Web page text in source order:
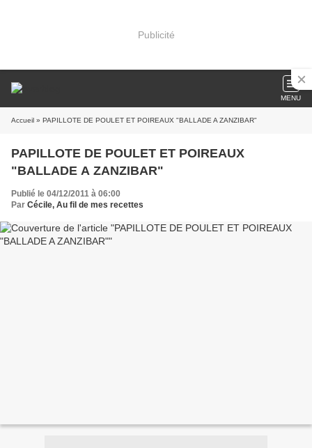
Publicité
MENU
Accueil » PAPILLOTE DE POULET ET POIREAUX "BALLADE A ZANZIBAR"
PAPILLOTE DE POULET ET POIREAUX
"BALLADE A ZANZIBAR"
Publié le 04/12/2011 à 06:00
Par Cécile, Au fil de mes recettes